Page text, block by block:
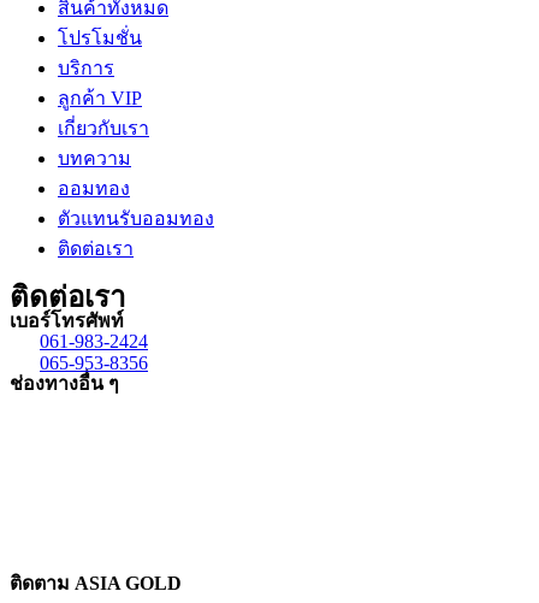
สินค้าทั้งหมด
โปรโมชั่น
บริการ
ลูกค้า VIP
เกี่ยวกับเรา
บทความ
ออมทอง
ตัวแทนรับออมทอง
ติดต่อเรา
ติดต่อเรา
เบอร์โทรศัพท์
061-983-2424
065-953-8356
ช่องทางอื่น ๆ
ติดตาม ASIA GOLD